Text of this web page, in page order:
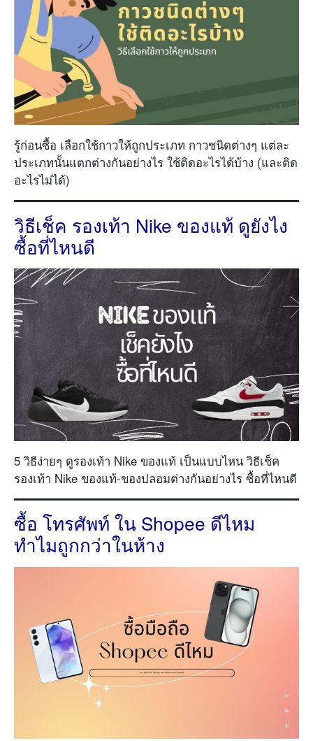
รู้ก่อนซื้อ เลือกใช้กาวให้ถูกประเภท กาวชนิดต่างๆ แต่ละ
ประเภทนั้นแตกต่างกันอย่างไร ใช้ติดอะไรได้บ้าง (และติด
อะไรไม่ได้)
วิธีเช็ค รองเท้า Nike ของแท้ ดูยังไง
ซื้อที่ไหนดี
5 วิธีง่ายๆ ดูรองเท้า Nike ของแท้ เป็นแบบไหน วิธีเช็ค
รองเท้า Nike ของแท้-ของปลอมต่างกันอย่างไร ซื้อที่ไหนดี
ซื้อ โทรศัพท์ ใน Shopee ดีไหม
ทำไมถูกกว่าในห้าง